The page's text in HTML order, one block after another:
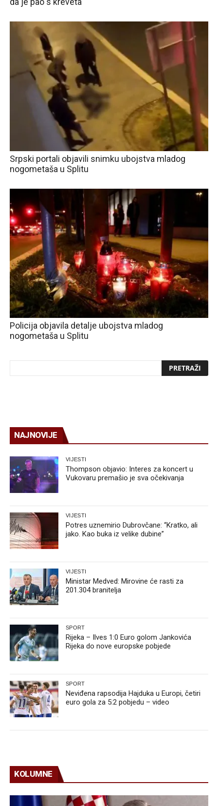
Srpski portali objavili snimku ubojstva mladog
nogometaša u Splitu
Policija objavila detalje ubojstva mladog
nogometaša u Splitu
NAJNOVIJE
VIJESTI
Thompson objavio: Interes za koncert u
Vukovaru premašio je sva očekivanja
VIJESTI
Potres uznemirio Dubrovčane: “Kratko, ali
jako. Kao buka iz velike dubine”
VIJESTI
Ministar Medved: Mirovine će rasti za
201.304 branitelja
SPORT
Rijeka – Ilves 1:0 Euro golom Jankovića
Rijeka do nove europske pobjede
SPORT
Neviđena rapsodija Hajduka u Europi, četiri
euro gola za 5:2 pobjedu – video
KOLUMNE